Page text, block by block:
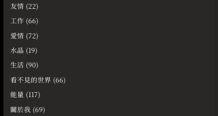
友情 (22)
工作 (66)
愛情 (72)
水晶 (19)
生活 (90)
看不見的世界 (66)
能量 (117)
關於我 (69)